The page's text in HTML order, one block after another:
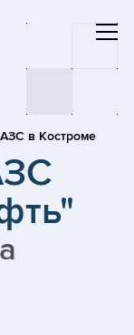
в Костроме